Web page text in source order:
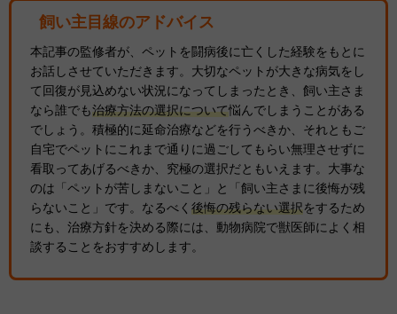
飼い主目線のアドバイス
本記事の監修者が、ペットを闘病後に亡くした経験をもとに
お話しさせていただきます。大切なペットが大きな病気をし
て回復が見込めない状況になってしまったとき、飼い主さま
なら誰でも治療方法の選択について悩んでしまうことがある
でしょう。積極的に延命治療などを行うべきか、それともご
自宅でペットにこれまで通りに過ごしてもらい無理させずに
看取ってあげるべきか、究極の選択だともいえます。大事な
のは「ペットが苦しまないこと」と「飼い主さまに後悔が残
らないこと」です。なるべく 後悔の残らない選択をするため
にも、治療方針を決める際には、動物病院で獣医師によく相
談することをおすすめします。